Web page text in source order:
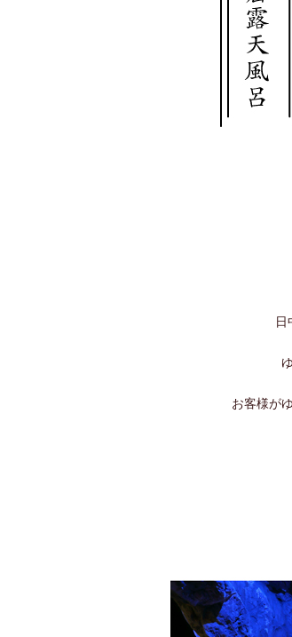
日
お客様が